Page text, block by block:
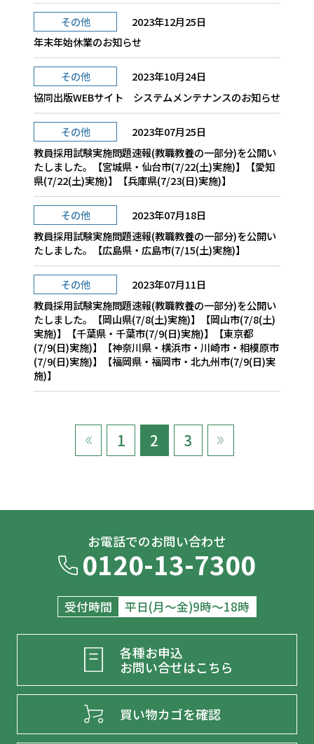
2023年12月25日
その他
年末年始休業のお知らせ
2023年10月24日
その他
協同出版WEBサイト システムメンテナンスのお知らせ
2023年07月25日
その他
教員採用試験実施問題速報(教職教養の一部分)を公開い
たしました。【宮城県・仙台市(7/22(土)実施)】【愛知
県(7/22(土)実施)】【兵庫県(7/23(日)実施)】
2023年07月18日
その他
教員採用試験実施問題速報(教職教養の一部分)を公開い
たしました。【広島県・広島市(7/15(土)実施)】
2023年07月11日
その他
教員採用試験実施問題速報(教職教養の一部分)を公開い
たしました。【岡山県(7/8(土)実施)】【岡山市(7/8(土)
実施)】【千葉県・千葉市(7/9(日)実施)】【東京都
(7/9(日)実施)】【神奈川県・横浜市・川崎市・相模原市
(7/9(日)実施)】【福岡県・福岡市・北九州市(7/9(日)実
施)】
1 2 3
お電話でのお問い合わせ
0120-13-7300
受付時間 平日(月～金)9時～18時
各種お申込
お問い合せはこちら
買い物カゴを確認